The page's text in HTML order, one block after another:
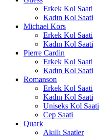
Erkek Kol Saati
Kadın Kol Saati
Michael Kors
Erkek Kol Saati
Kadın Kol Saati
Pierre Cardin
Erkek Kol Saati
Kadın Kol Saati
Romanson
Erkek Kol Saati
Kadın Kol Saati
Uniseks Kol Saati
Cep Saati
Quark
Akıllı Saatler